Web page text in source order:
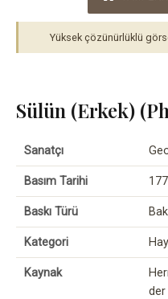
Yüksek çözünürlüklü
Sülün (Erkek)
Sanatçı
Basım Tarihi
Baskı Türü
Kategori
Kaynak
der